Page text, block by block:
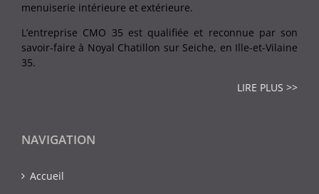
menuiserie intérieure et extérieure.
L’entreprise CMO 35 est qualifiée et reconnue par son
savoir-faire à Noyal Chatillon sur Seiche, en Ille-et-Vilaine
35.
LIRE PLUS >>
NAVIGATION
Accueil